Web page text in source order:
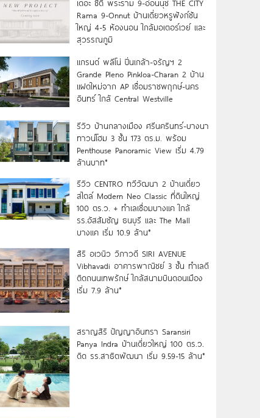
เดอะ ซิตี้ พระราม 9-อ่อนนุช THE CITY
Rama 9-Onnut บ้านเดี่ยวหรูฟังก์ชัน
ใหญ่ 4-5 ห้องนอน ใกล้มอเตอร์เวย์ และ
สุวรรณภูมิ
แกรนด์ พลีโน่ ปิ่นเกล้า-จรัญฯ 2
Grande Pleno Pinkloa-Charan 2 บ้าน
แฝดใหม่จาก AP เชื่อมราชพฤกษ์-นคร
อินทร์ ใกล้ Central Westville
รีวิว บ้านกลางเมือง ศรีนครินทร์-บางนา
ทาวน์โฮม 3 ชั้น 173 ตร.ม. พร้อม
Penthouse Panoramic View เริ่ม 4.79
ล้านบาท*
รีวิว CENTRO ทวีวัฒนา 2 บ้านเดี่ยว
สไตล์ Modern Neo Classic ที่ดินใหญ่
100 ตร.ว. + ทำเลเชื่อมบางแค ใกล้
รร.อัสสัมชัญ ธนบุรี และ The Mall
บางแค เริ่ม 10.9 ล้าน*
สิริ อเวนิว วิภาวดี SIRI AVENUE
Vibhavadi อาคารพาณิชย์ 3 ชั้น ทำเลดี
ติดถนนเทพรักษ์ ใกล้สนามบินดอนเมือง
เริ่ม 7.9 ล้าน*
สราญสิริ ปัญญาอินทรา Saransiri
Panya Indra บ้านเดี่ยวใหญ่ 100 ตร.ว.
ดิด รร.สาธิตพัฒนา เริ่ม 9.59-15 ล้าน*